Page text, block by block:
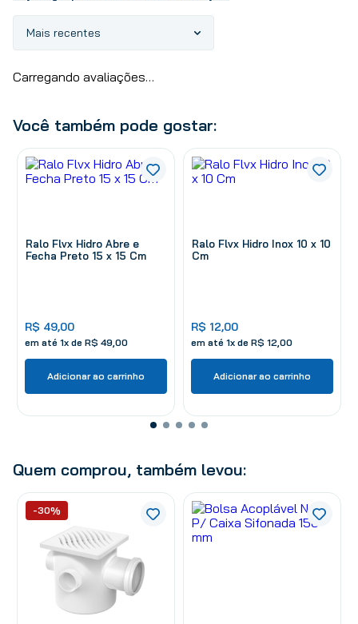
Mais recentes
Carregando avaliações…
Você também pode gostar:
Ralo Flvx Hidro Abre e
Fecha Preto 15 x 15 Cm
R$ 49,00
em até 1x de R$ 49 00
Adicionar ao carrinho
Ralo Flvx Hidro Inox 10 x 10
Cm
R$ 12,00
em até 1x de R$ 12 00
Adicionar ao carrinho
Quem comprou, também levou:
-30%